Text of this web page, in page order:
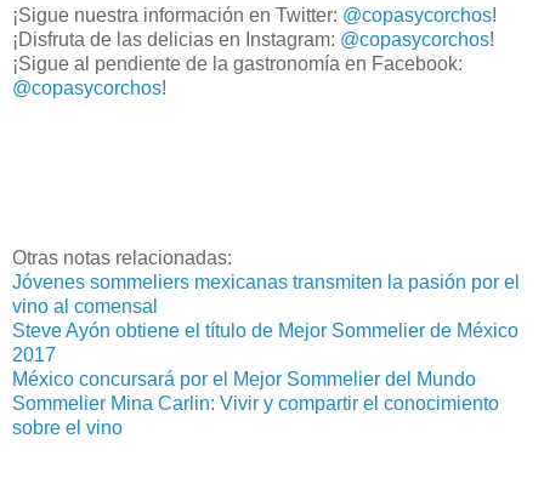
¡Sigue nuestra información en Twitter: @copasycorchos!
¡Disfruta de las delicias en Instagram: @copasycorchos!
¡Sigue al pendiente de la gastronomía en Facebook:
@copasycorchos!
Otras notas relacionadas:
Jóvenes sommeliers mexicanas transmiten la pasión por el
vino al comensal
Steve Ayón obtiene el título de Mejor Sommelier de México
2017
México concursará por el Mejor Sommelier del Mundo
Sommelier Mina Carlin: Vivir y compartir el conocimiento
sobre el vino